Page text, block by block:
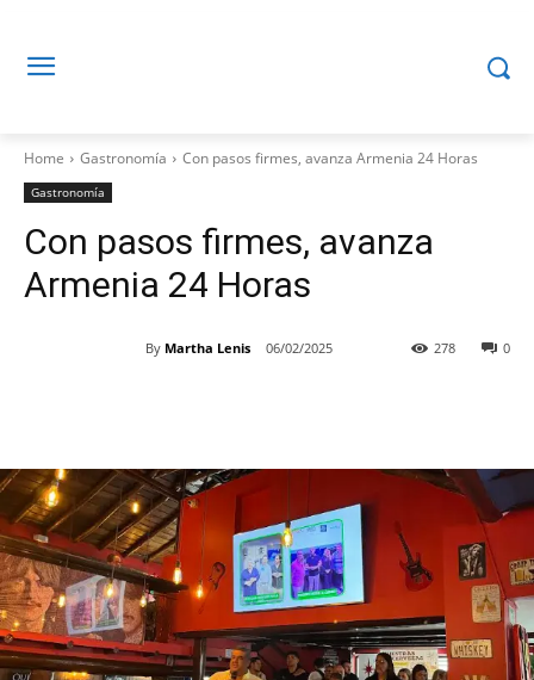
Home Gastronomía Con pasos firmes, avanza Armenia 24 Horas
Gastronomía
Con pasos firmes, avanza
Armenia 24 Horas
By Martha Lenis 06/02/2025 0
278